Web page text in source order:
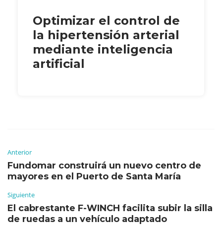
Optimizar el control de
la hipertensión arterial
mediante inteligencia
artificial
Anterior
Fundomar construirá un nuevo centro de
mayores en el Puerto de Santa María
Siguiente
El cabrestante F-WINCH facilita subir la silla
de ruedas a un vehículo adaptado